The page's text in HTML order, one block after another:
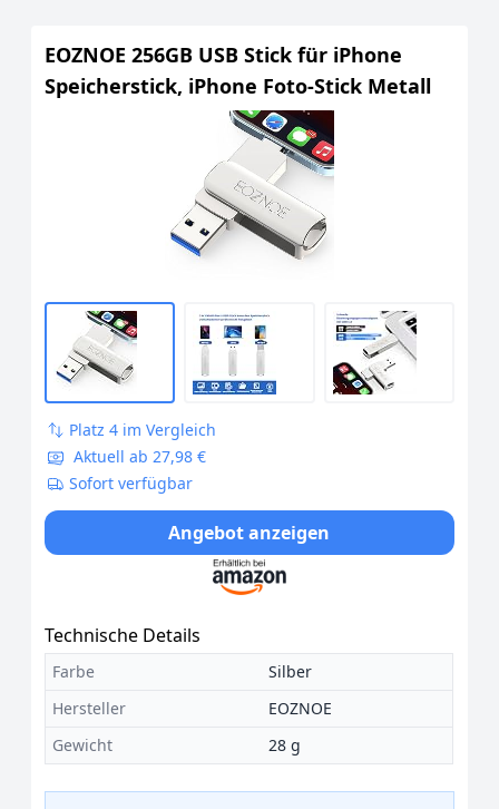
EOZNOE 256GB USB Stick für iPhone
Speicherstick, iPhone Foto-Stick Metall
Platz 4 im Vergleich
Aktuell ab 27,98 €
Sofort verfügbar
Angebot anzeigen
Technische Details
Farbe
Silber
Hersteller
EOZNOE
Gewicht
28 g